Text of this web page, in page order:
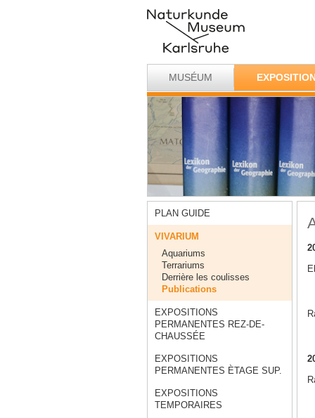
MUSÉUM
PLAN GUIDE
VIVARIUM
Aquariums
Terrariums
Derrière les coulisses
Publications
EXPOSITIONS
PERMANENTES REZ-DE-
CHAUSSÉE
EXPOSITIONS
PERMANENTES ÈTAGE SUP.
EXPOSITIONS
TEMPORAIRES